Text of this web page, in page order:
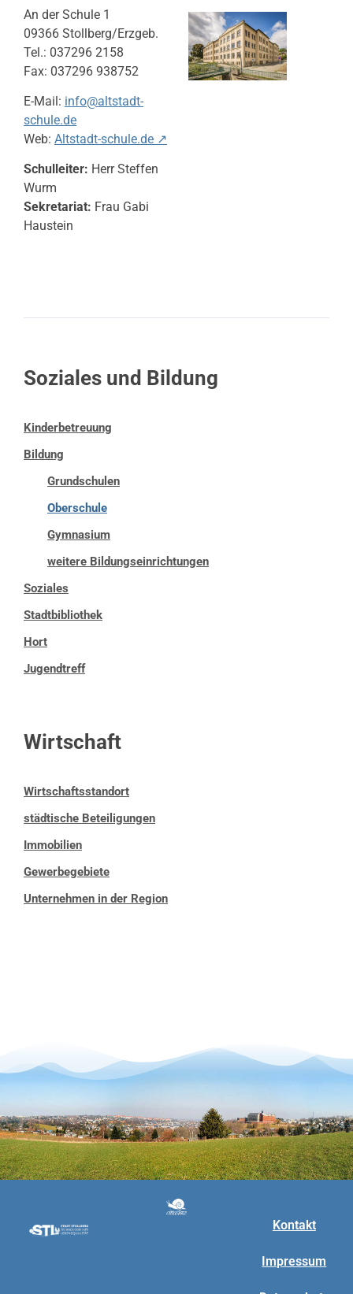
An der Schule 1
09366 Stollberg/Erzgeb.
Tel.: 037296 2158
Fax: 037296 938752
E-Mail: info@altstadt-
schule.de
Web: Altstadt-schule.de ↗
Schulleiter: Herr Steffen
Wurm
Sekretariat: Frau Gabi
Haustein
Soziales und Bildung
Kinderbetreuung
Bildung
Grundschulen
Oberschule
Gymnasium
weitere Bildungseinrichtungen
Soziales
Stadtbibliothek
Hort
Jugendtreff
Wirtschaft
Wirtschaftsstandort
städtische Beteiligungen
Immobilien
Gewerbegebiete
Unternehmen in der Region
Kontakt
Impressum